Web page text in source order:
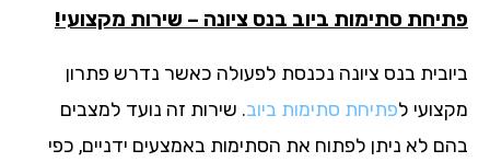
סתימות ביוב בנס ציונה – שירות מקצועי!
בנס ציונה נכנסת לפעולה כאשר נדרש פתרון
לפתיחת סתימות ביוב. שירות זה נועד למצבים
לא ניתן לפתוח את הסתימות באמצעים ידניים, כפי